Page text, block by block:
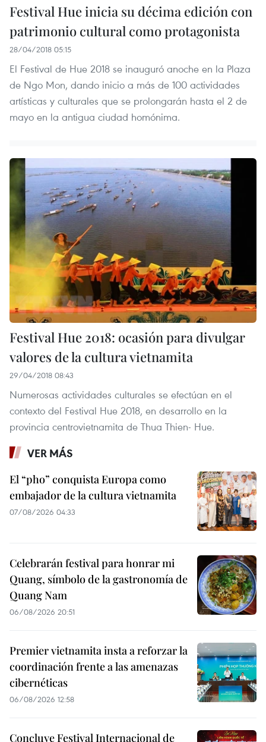
Festival Hue inicia su décima edición con
patrimonio cultural como protagonista
28/04/2018 05:15
El Festival de Hue 2018 se inauguró anoche en la Plaza
de Ngo Mon, dando inicio a más de 100 actividades
artísticas y culturales que se prolongarán hasta el 2 de
mayo en la antigua ciudad homónima.
Festival Hue 2018: ocasión para divulgar
valores de la cultura vietnamita
29/04/2018 08:43
Numerosas actividades culturales se efectúan en el
contexto del Festival Hue 2018, en desarrollo en la
provincia centrovietnamita de Thua Thien- Hue.
VER MÁS
El “pho” conquista Europa como
embajador de la cultura vietnamita
07/08/2026 04:33
Celebrarán festival para honrar mi
Quang, símbolo de la gastronomía de
Quang Nam
06/08/2026 20:51
Premier vietnamita insta a reforzar la
coordinación frente a las amenazas
cibernéticas
06/08/2026 12:58
Concluye Festival Internacional de